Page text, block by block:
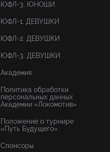
ЮФЛ-3. ЮНОШИ
ЮФЛ-1. ДЕВУШКИ
ЮФЛ-2. ДЕВУШКИ
ЮФЛ-3. ДЕВУШКИ
Академия
Политика обработки
персональных данных
Академии «Локомотив»
Положение о турнире
«Путь Будущего»
Спонсоры